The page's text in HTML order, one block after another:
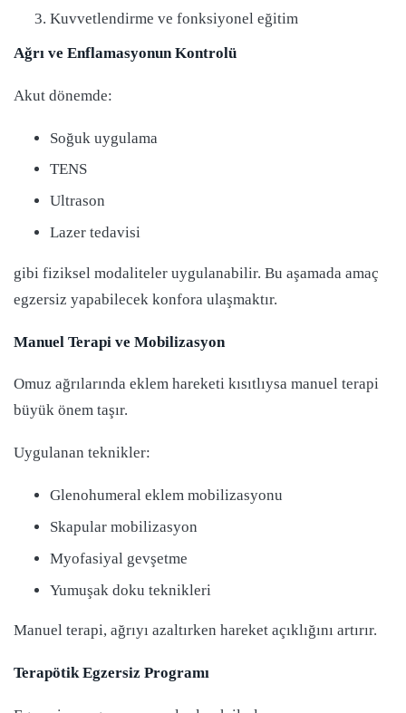
Kuvvetlendirme ve fonksiyonel eğitim
Ağrı ve Enflamasyonun Kontrolü
Akut dönemde:
Soğuk uygulama
TENS
Ultrason
Lazer tedavisi
gibi fiziksel modaliteler uygulanabilir. Bu aşamada amaç
egzersiz yapabilecek konfora ulaşmaktır.
Manuel Terapi ve Mobilizasyon
Omuz ağrılarında eklem hareketi kısıtlıysa manuel terapi
büyük önem taşır.
Uygulanan teknikler:
Glenohumeral eklem mobilizasyonu
Skapular mobilizasyon
Myofasiyal gevşetme
Yumuşak doku teknikleri
Manuel terapi, ağrıyı azaltırken hareket açıklığını artırır.
Terapötik Egzersiz Programı